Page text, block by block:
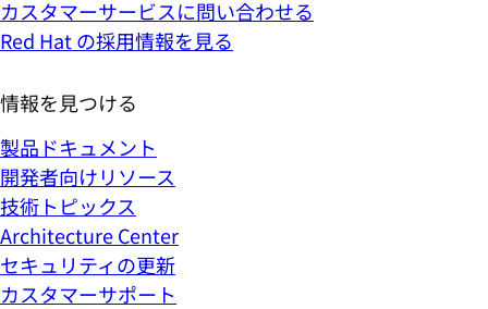
カスタマーサービスに問い合わせる
Red Hat の採用情報を見る
情報を見つける
製品ドキュメント
開発者向けリソース
技術トピックス
Architecture Center
セキュリティの更新
カスタマーサポート